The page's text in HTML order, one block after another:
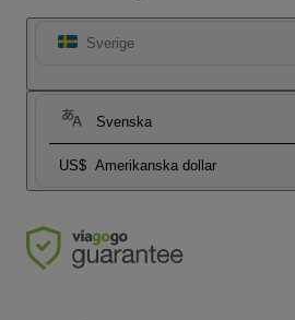
Sverige
Svenska
US$ Amerikanska dollar